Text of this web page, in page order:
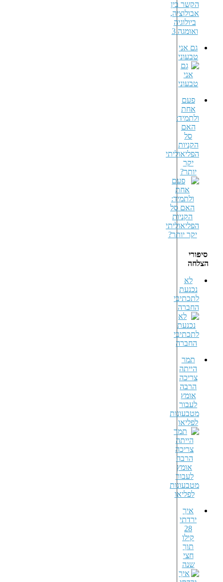
גם אני
טבעוני
פעם
אחת
ולתמיד:
האם
סל
הקניות
הפליאוליתי
יקר
יותר?
סיפורי
הצלחה
לא
נכנעת
לתכתיבי
החברה
תמר
הייתה
צריכה
הרבה
אומץ
לעבור
מטבעונות
לפליאו
איך
ירדתי
28
קילו
תוך
חצי
שנה